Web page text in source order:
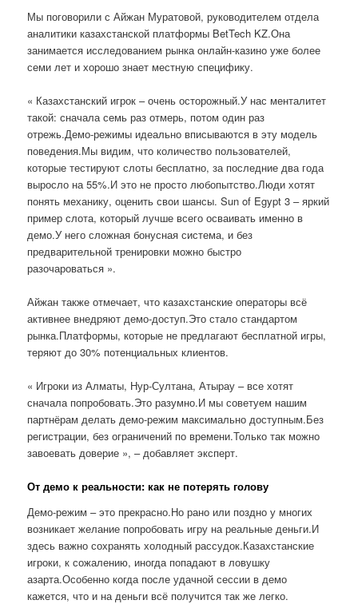
Мы поговорили с Айжан Муратовой, руководителем отдела
аналитики казахстанской платформы BetTech KZ.Она
занимается исследованием рынка онлайн-казино уже более
семи лет и хорошо знает местную специфику.
« Казахстанский игрок – очень осторожный.У нас менталитет
такой: сначала семь раз отмерь, потом один раз
отрежь.Демо-режимы идеально вписываются в эту модель
поведения.Мы видим, что количество пользователей,
которые тестируют слоты бесплатно, за последние два года
выросло на 55%.И это не просто любопытство.Люди хотят
понять механику, оценить свои шансы. Sun of Egypt 3 – яркий
пример слота, который лучше всего осваивать именно в
демо.У него сложная бонусная система, и без
предварительной тренировки можно быстро
разочароваться ».
Айжан также отмечает, что казахстанские операторы всё
активнее внедряют демо-доступ.Это стало стандартом
рынка.Платформы, которые не предлагают бесплатной игры,
теряют до 30% потенциальных клиентов.
« Игроки из Алматы, Нур-Султана, Атырау – все хотят
сначала попробовать.Это разумно.И мы советуем нашим
партнёрам делать демо-режим максимально доступным.Без
регистрации, без ограничений по времени.Только так можно
завоевать доверие », – добавляет эксперт.
От демо к реальности: как не потерять голову
Демо-режим – это прекрасно.Но рано или поздно у многих
возникает желание попробовать игру на реальные деньги.И
здесь важно сохранять холодный рассудок.Казахстанские
игроки, к сожалению, иногда попадают в ловушку
азарта.Особенно когда после удачной сессии в демо
кажется, что и на деньги всё получится так же легко.